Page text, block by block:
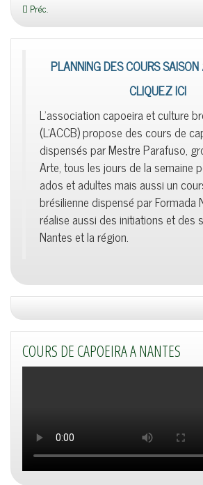
Préc.
PLANNING DES COURS
CLIQUEZ ICI
L'association capoeira et culture
(L'ACCB) propose des cours de
dispensés par Mestre Parafuso,
Arte, tous les jours de la semaine
ados et adultes mais aussi un
brésilienne dispensé par Formada
réalise aussi des initiations et des
Nantes et la région.
COURS DE CAPOEIRA A NANTES